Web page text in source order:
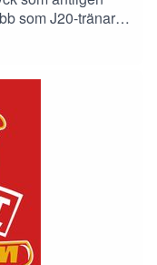
som J20-tränare
hur han ser på
mål med J20 till